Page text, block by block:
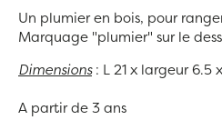
Un plumier en bois, pour
Marquage "plumier" sur le
Dimensions: L 21 x largeur 6.5
A partir de 3 ans